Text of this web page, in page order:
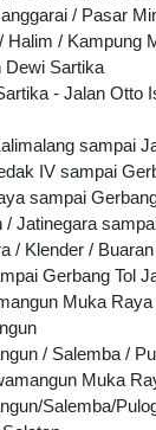
/ Pasar
Halim / Kampung
Dewi Sartika
- Jalan Otto
sampai
IV sampai
sampai
/ Jatinegara
/ Klender /
Gerbang Tol
Muka
/ Salemba /
Muka
Salemba/